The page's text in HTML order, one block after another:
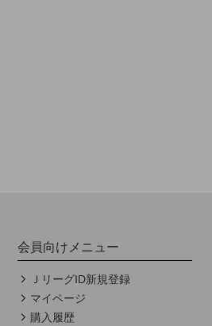
会員向けメニュー
ＪリーグID新規登録
マイページ
購入履歴